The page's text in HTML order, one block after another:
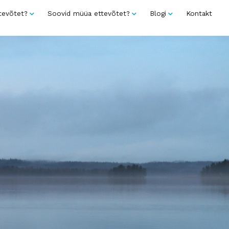
Soovid müüa ettevõtet? Blogi Kontakt